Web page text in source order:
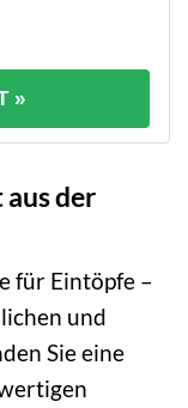
»
der
für Eintöpfe –
und
Sie eine